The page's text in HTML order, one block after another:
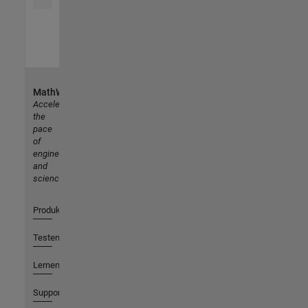
MathWorks
Accelerating
the
pace
of
engineering
and
science
Produkte
Testen oder Kaufen
Lernen
Support